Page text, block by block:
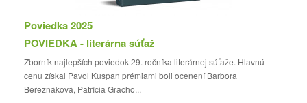
Poviedka 2025
POVIEDKA - literárna súťaž
Zborník najlepších poviedok 29. ročníka literárnej súťaže. Hlavnú
cenu získal Pavol Kuspan prémiami boli ocenení Barbora
Berezňáková, Patrícia Gracho...